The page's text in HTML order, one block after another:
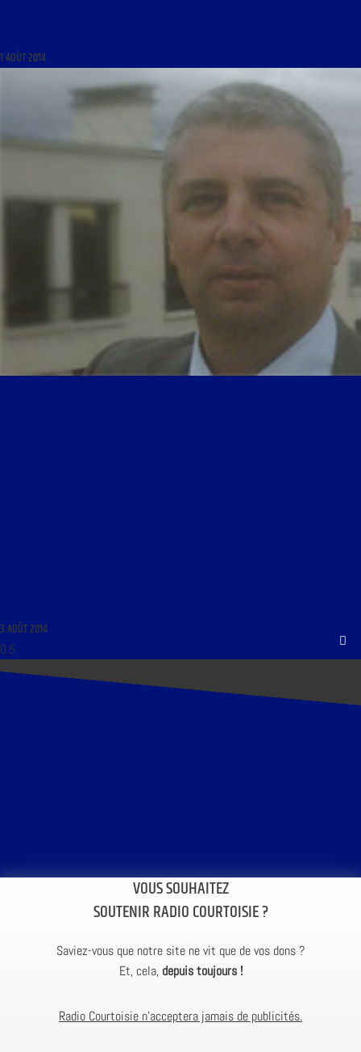
1 AOÛT 2014
3 AOÛT 2014
VOUS SOUHAITEZ
SOUTENIR RADIO COURTOISIE ?
Saviez-vous que notre site ne vit que de vos dons ?
Et, cela, depuis toujours !
Radio Courtoisie n’acceptera jamais de publicités.